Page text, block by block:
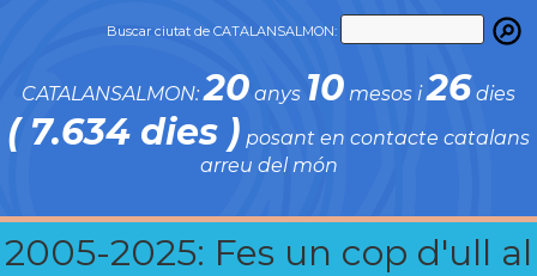
Buscar ciutat de CATALANSALMON:
CATALANSALMON:20 anys 10 mesos i26 dies
( 7.634 dies ) posant en contacte catalans
arreu del món
2005-2025: Fes un cop d'ull al